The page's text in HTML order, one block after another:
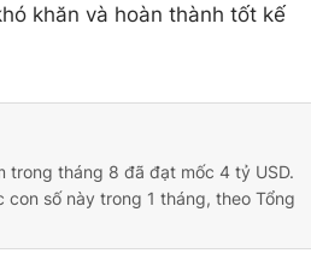
khăn và hoàn thành tốt kế
trong tháng 8 đã đạt mốc 4 tỷ USD.
số này trong 1 tháng, theo Tổng